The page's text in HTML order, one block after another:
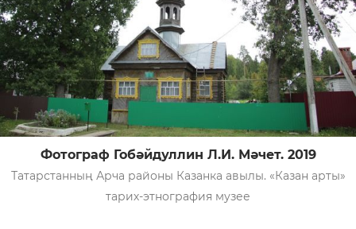
Фотограф Гобәйдуллин Л.И. Мәчет. 2019
Татарстанның Арча районы Казанка авылы. «Казан арты»
тарих-этнография музее